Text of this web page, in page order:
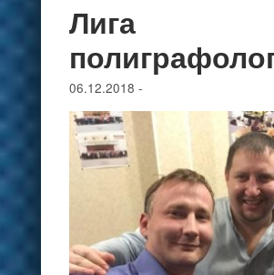
Лига
06.12.2018 -